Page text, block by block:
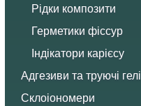
Рідки композити
Герметики фіссур
Індікатори карієсу
Адгезиви та труючі гелі
Склоіономери